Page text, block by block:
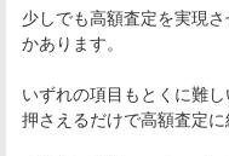
少しでも高額査定を実現
かあります。
いずれの項目もとくに難
押さえるだけで高額査定に